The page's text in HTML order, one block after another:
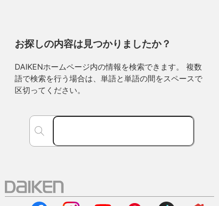
お探しの内容は見つかりましたか？
DAIKENホームページ内の情報を検索できます。 複数
語で検索を行う場合は、単語と単語の間をスペースで
区切ってください。